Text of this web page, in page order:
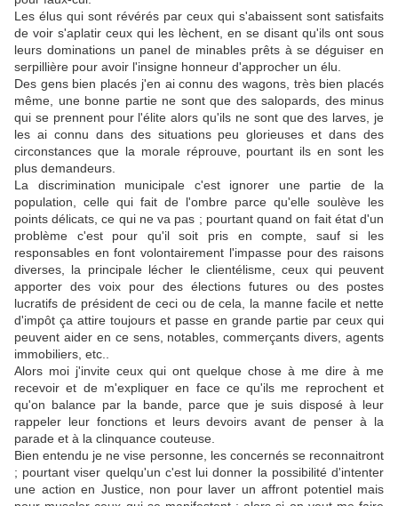
Les élus qui sont révérés par ceux qui s'abaissent sont satisfaits
de voir s'aplatir ceux qui les lèchent, en se disant qu'ils ont sous
leurs dominations un panel de minables prêts à se déguiser en
serpillière pour avoir l'insigne honneur d'approcher un élu.
Des gens bien placés j'en ai connu des wagons, très bien placés
même, une bonne partie ne sont que des salopards, des minus
qui se prennent pour l'élite alors qu'ils ne sont que des larves, je
les ai connu dans des situations peu glorieuses et dans des
circonstances que la morale réprouve, pourtant ils en sont les
plus demandeurs.
La discrimination municipale c'est ignorer une partie de la
population, celle qui fait de l'ombre parce qu'elle soulève les
points délicats, ce qui ne va pas ; pourtant quand on fait état d'un
problème c'est pour qu'il soit pris en compte, sauf si les
responsables en font volontairement l'impasse pour des raisons
diverses, la principale lécher le clientélisme, ceux qui peuvent
apporter des voix pour des élections futures ou des postes
lucratifs de président de ceci ou de cela, la manne facile et nette
d'impôt ça attire toujours et passe en grande partie par ceux qui
peuvent aider en ce sens, notables, commerçants divers, agents
immobiliers, etc..
Alors moi j'invite ceux qui ont quelque chose à me dire à me
recevoir et de m'expliquer en face ce qu'ils me reprochent et
qu'on balance par la bande, parce que je suis disposé à leur
rappeler leur fonctions et leurs devoirs avant de penser à la
parade et à la clinquance couteuse.
Bien entendu je ne vise personne, les concernés se reconnaitront
; pourtant viser quelqu'un c'est lui donner la possibilité d'intenter
une action en Justice, non pour laver un affront potentiel mais